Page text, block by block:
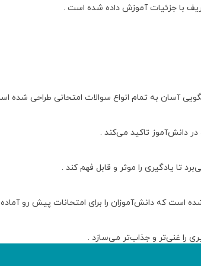
با جزئیات آموزش داده شده است .
در دانش‌آموز تاکید می‌کند .
تا یادگیری را موثر و قابل فهم کند .
است که دانش‌آموزان را برای امتحانات پیش رو